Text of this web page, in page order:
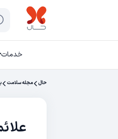
خدمات
حال مجله سلامت